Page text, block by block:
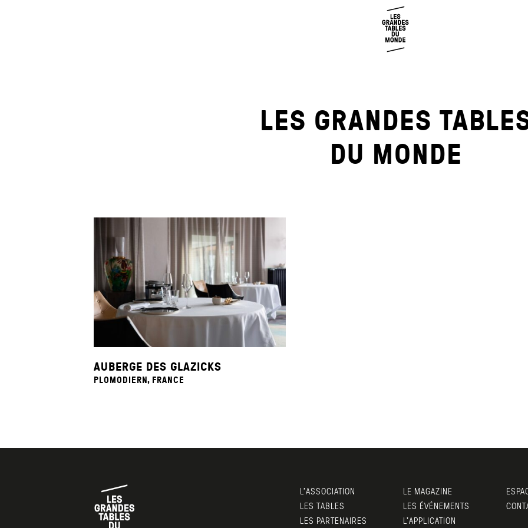
LES GRANDES
DU MONDE
AUBERGE DES GLAZICKS
PLOMODIERN, FRANCE
L’ASSOCIATION
LES TABLES
LES PARTENAIRES
LE MAGAZINE
LES ÉVÉNEMENTS
L’APPLICATION